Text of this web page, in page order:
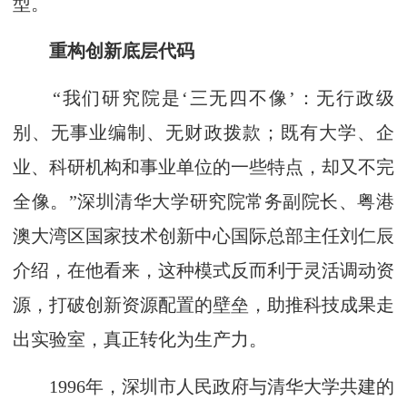
型。
重构创新底层代码
“我们研究院是‘三无四不像’：无行政级
别、无事业编制、无财政拨款；既有大学、企
业、科研机构和事业单位的一些特点，却又不完
全像。”深圳清华大学研究院常务副院长、粤港
澳大湾区国家技术创新中心国际总部主任刘仁辰
介绍，在他看来，这种模式反而利于灵活调动资
源，打破创新资源配置的壁垒，助推科技成果走
出实验室，真正转化为生产力。
1996年，深圳市人民政府与清华大学共建的